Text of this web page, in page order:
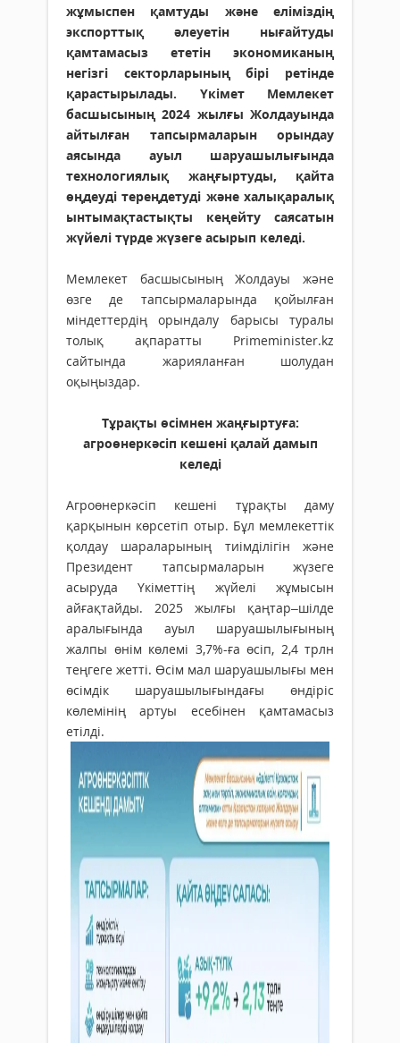
жұмыспен қамтуды және еліміздің
экспорттық әлеуетін нығайтуды
қамтамасыз ететін экономиканың
негізгі секторларының бірі ретінде
қарастырылады. Үкімет Мемлекет
басшысының 2024 жылғы Жолдауында
айтылған тапсырмаларын орындау
аясында ауыл шаруашылығында
технологиялық жаңғыртуды, қайта
өңдеуді тереңдетуді және халықаралық
ынтымақтастықты кеңейту саясатын
жүйелі түрде жүзеге асырып келеді.
Мемлекет басшысының Жолдауы және
өзге де тапсырмаларында қойылған
міндеттердің орындалу барысы туралы
толық ақпаратты Primeminister.kz
сайтында жарияланған шолудан
оқыңыздар.
Тұрақты өсімнен жаңғыртуға:
агроөнеркәсіп кешені қалай дамып
келеді
Агроөнеркәсіп кешені тұрақты даму
қарқынын көрсетіп отыр. Бұл мемлекеттік
қолдау шараларының тиімділігін және
Президент тапсырмаларын жүзеге
асыруда Үкіметтің жүйелі жұмысын
айғақтайды. 2025 жылғы қаңтар–шілде
аралығында ауыл шаруашылығының
жалпы өнім көлемі 3,7%-ға өсіп, 2,4 трлн
теңгеге жетті. Өсім мал шаруашылығы мен
өсімдік шаруашылығындағы өндіріс
көлемінің артуы есебінен қамтамасыз
етілді.